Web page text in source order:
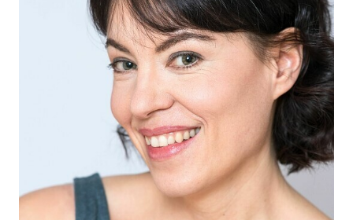
POP MUSICIENS
TALENTS INTERNATIONAUX
CANDIDATURE
NOS AGENCES
FRANCE
SUISSE